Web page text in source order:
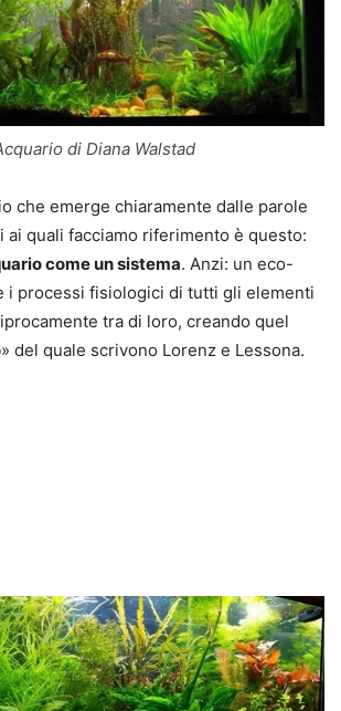
di Diana Walstad
che emerge chiaramente dalle parole
ai quali facciamo riferimento è questo:
come un sistema. Anzi: un eco-
i processi fisiologici di tutti gli elementi
tra di loro, creando quel
» del quale scrivono Lorenz e Lessona.